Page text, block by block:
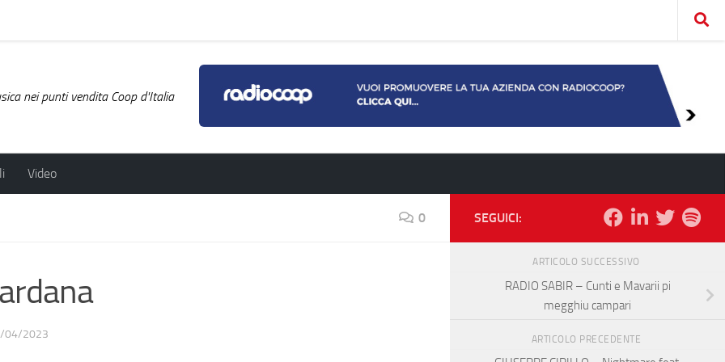
nei punti vendita Coop d'Italia
Video
0
04/2023
SEGUICI:
ARTICOLO SUCCESSIVO
RADIO SABIR – Cunti e Mavarii pi
megghiu campari
ARTICOLO PRECEDENTE